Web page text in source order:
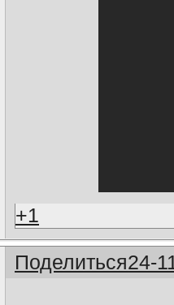
+1
Поделиться24-